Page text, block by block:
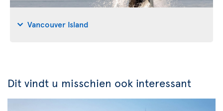
Vancouver Island
Dit vindt u misschien ook interessant